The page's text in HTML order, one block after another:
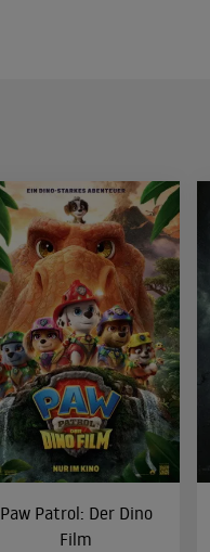
Paw Patrol: Der Dino
Film